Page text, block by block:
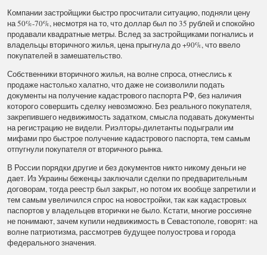
Компании застройщики быстро просчитали ситуацию, подняли цену
на 50%-70%, несмотря на то, что доллар был по 35 рублей и спокойно
продавали квадратные метры. Вслед за застройщиками погнались и
владельцы вторичного жилья, цена прыгнула до +90%, что ввело
покупателей в замешательство.
Собственники вторичного жилья, на волне спроса, отнеслись к
продаже настолько халатно, что даже не соизволили подать
документы на получение кадастрового паспорта РФ, без наличия
которого совершить сделку невозможно. Без реального покупателя,
закрепившего недвижимость задатком, смысла подавать документы
на регистрацию не видели. Риэлторы-дилетанты подыграли им
мифами про быстрое получение кадастрового паспорта, тем самым
отпугнули покупателя от вторичного рынка.
В России порядки другие и без документов никто никому деньги не
дает. Из Украины беженцы заключали сделки по предварительным
договорам, тогда реестр был закрыт, но потом их вообще запретили и
тем самым увеличился спрос на новостройки, так как кадастровых
паспортов у владельцев вторички не было. Кстати, многие россияне
не понимают, зачем купили недвижимость в Севастополе, говорят: на
волне патриотизма, рассмотрев будущее полуострова и города
федерального значения.